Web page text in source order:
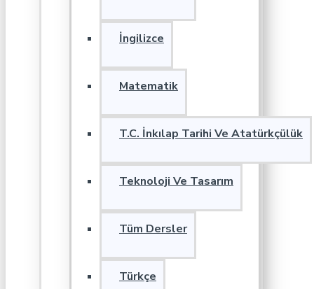
İngilizce
Matematik
T.C. İnkılap Tarihi Ve Atatürkçülük
Teknoloji Ve Tasarım
Tüm Dersler
Türkçe